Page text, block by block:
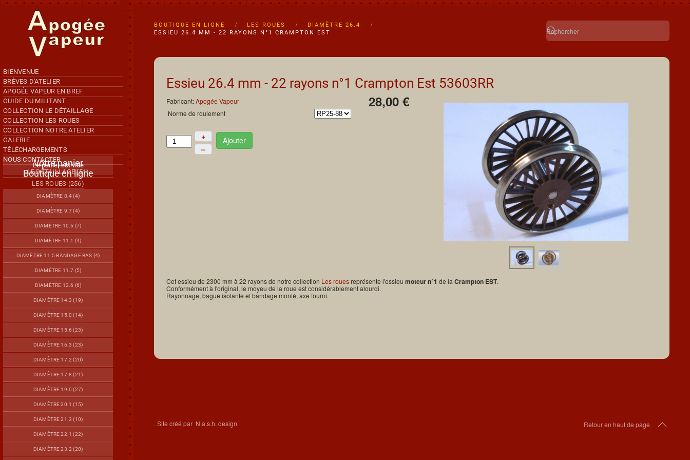
Accéder au contenu principal
BIENVENUE
BRÈVES D'ATELIER
APOGÉE VAPEUR EN BREF
GUIDE DU MILITANT
COLLECTION LE DÉTAILLAGE
COLLECTION LES ROUES
COLLECTION NOTRE ATELIER
GALERIE
TÉLÉCHARGEMENTS
NOUS CONTACTER
Votre panier
Le panier est vide
Boutique en ligne
LE DÉTAILLAGE (51)
LES ROUES (256)
DIAMÈTRE 8.4 (4)
DIAMÈTRE 9.7 (4)
DIAMÈTRE 10.6 (7)
DIAMÈTRE 11.1 (4)
DIAMÈTRE 11.5 BANDAGE BAS (4)
DIAMÈTRE 11.7 (5)
DIAMÈTRE 12.6 (6)
DIAMÈTRE 14.3 (19)
DIAMÈTRE 15.0 (14)
DIAMÈTRE 15.6 (23)
DIAMÈTRE 16.3 (23)
DIAMÈTRE 17.2 (20)
DIAMÈTRE 17.8 (21)
DIAMÈTRE 19.0 (27)
DIAMÈTRE 20.1 (15)
DIAMÈTRE 21.3 (10)
DIAMÈTRE 22.1 (22)
DIAMÈTRE 23.2 (20)
BOUTIQUE EN LIGNE LES ROUES
DIAMÈTRE 26.4
ESSIEU 26.4 MM - 22 RAYONS N°1 CRAMPTON EST
Essieu 26.4 mm - 22 rayons n°1 Crampton Est 53603RR
28,00 €
Fabricant:Apogée Vapeur
Norme de roulement
+
–
Ajouter
Cet essieu de 2300 mm à 22 rayons de notre collection Les rouesreprésente l'essieu moteur n°1 de la Crampton EST.
Conformément à l'original, le moyeu de la roue est considérablement alourdi.
Rayonnage, bague isolante et bandage monté, axe fourni.
. Site créé par N.a.s.h. design Retour en haut de page